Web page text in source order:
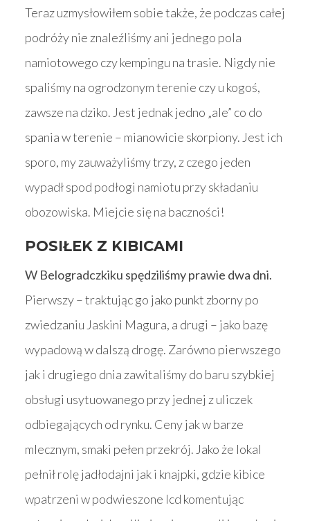
Teraz uzmysłowiłem sobie także, że podczas całej
podróży nie znaleźliśmy ani jednego pola
namiotowego czy kempingu na trasie. Nigdy nie
spaliśmy na ogrodzonym terenie czy u kogoś,
zawsze na dziko. Jest jednak jedno „ale” co do
spania w terenie – mianowicie skorpiony. Jest ich
sporo, my zauważyliśmy trzy, z czego jeden
wypadł spod podłogi namiotu przy składaniu
obozowiska. Miejcie się na baczności!
POSIŁEK Z KIBICAMI
W Belogradczkiku spędziliśmy prawie dwa dni.
Pierwszy – traktując go jako punkt zborny po
zwiedzaniu Jaskini Magura, a drugi – jako bazę
wypadową w dalszą drogę. Zarówno pierwszego
jak i drugiego dnia zawitaliśmy do baru szybkiej
obsługi usytuowanego przy jednej z uliczek
odbiegających od rynku. Ceny jak w barze
mlecznym, smaki pełen przekrój. Jako że lokal
pełnił rolę jadłodajni jak i knajpki, gdzie kibice
wpatrzeni w podwieszone lcd komentując